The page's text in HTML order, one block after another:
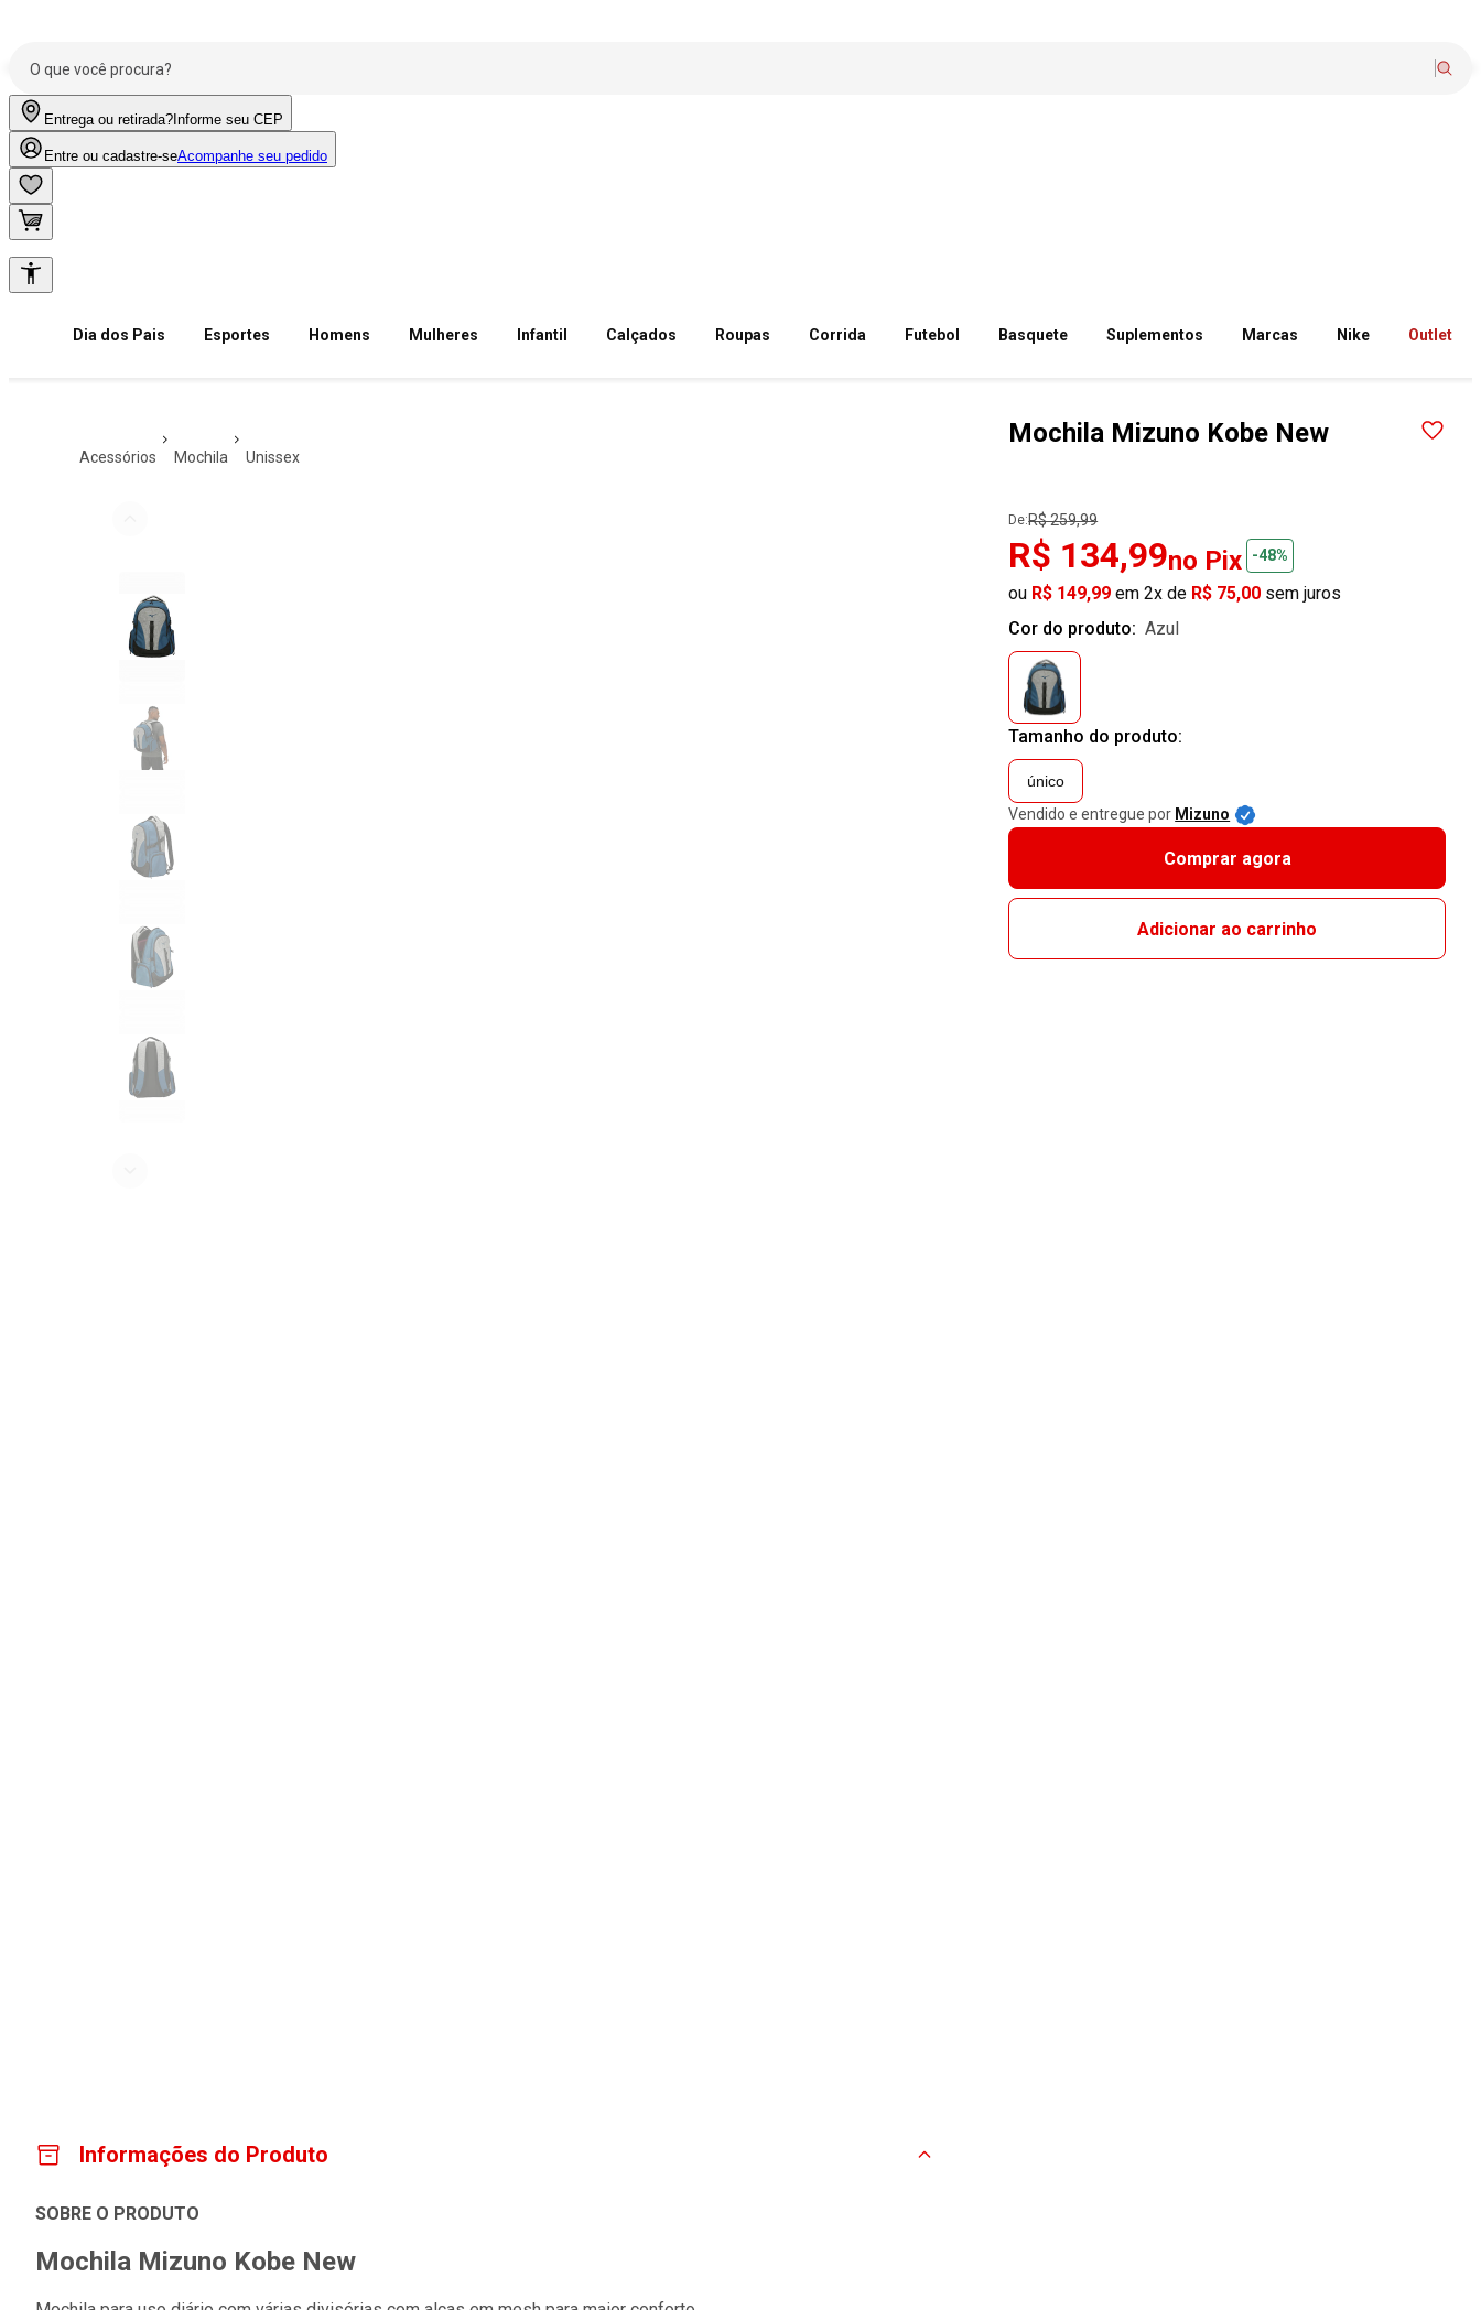
Entrega ou retirada? Informe seu CEP
Entre ou cadastre-seAcompanhe seu pedido
Dia dos Pais Esportes Homens Mulheres Infantil Calçados Roupas Corrida Futebol Basquete Suplementos Marcas Nike Outlet
acessórios mochila unissex
Mochila Mizuno Kobe New
De:R$ 259,99
R$ 134,99no Pix -48%
ou R$ 149,99 em 2x de R$ 75,00 sem juros
Cor do produto:
azul
Tamanho do produto:
único
Vendido e entregue por Mizuno
Comprar agora
Adicionar ao carrinho
Informações do Produto
SOBRE O PRODUTO
Mochila Mizuno Kobe New